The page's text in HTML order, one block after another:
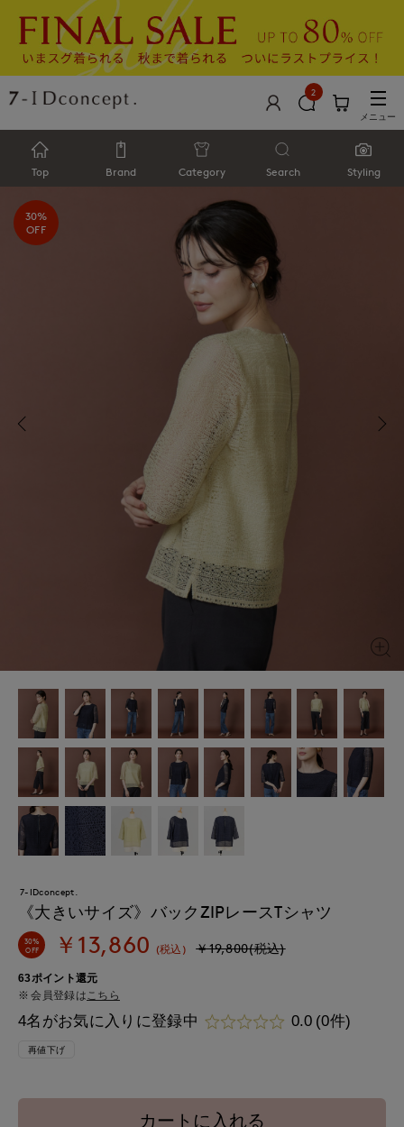
2
メニュー
Top Brand Category Search Styling
30%
OFF
7-IDconcept.
《大きいサイズ》バックZIPレースTシャツ
30%
OFF
￥13,860 (税込) ￥19,800(税込)
63ポイント還元
会員登録は こちら
4名がお気に入りに登録中 0.0 (0件)
再値下げ
カートに入れる